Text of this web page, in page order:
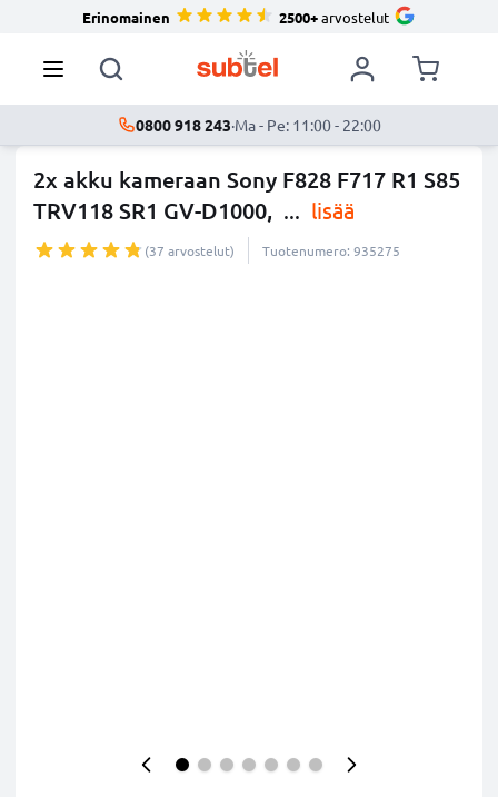
Erinomainen 2500+arvostelut
0800 918 243·Ma - Pe: 11:00 - 22:00
2x akku kameraan Sony F828 F717 R1 S85
TRV118 SR1 GV-D1000, ... lisää
(37 arvostelut) Tuotenumero: 935275